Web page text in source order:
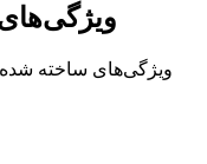
ویژگی‌های ساخته شده